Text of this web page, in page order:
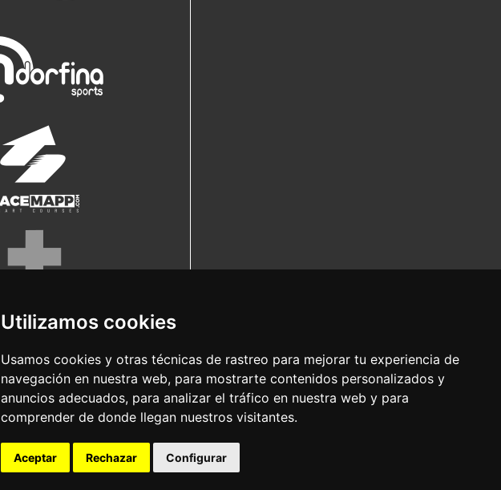
Utilizamos cookies
Usamos cookies y otras técnicas de rastreo para mejorar tu experiencia de
navegación en nuestra web, para mostrarte contenidos personalizados y
anuncios adecuados, para analizar el tráfico en nuestra web y para
comprender de donde llegan nuestros visitantes.
Aceptar Rechazar Configurar